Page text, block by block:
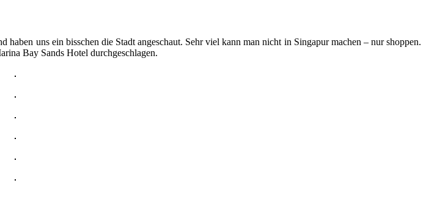
uns ein bisschen die Stadt angeschaut. Sehr viel kann man nicht in Singapur machen – nur shoppen.
Bay Sands Hotel durchgeschlagen.